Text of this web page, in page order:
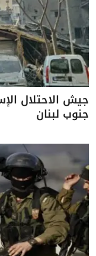
جنوب لبنان